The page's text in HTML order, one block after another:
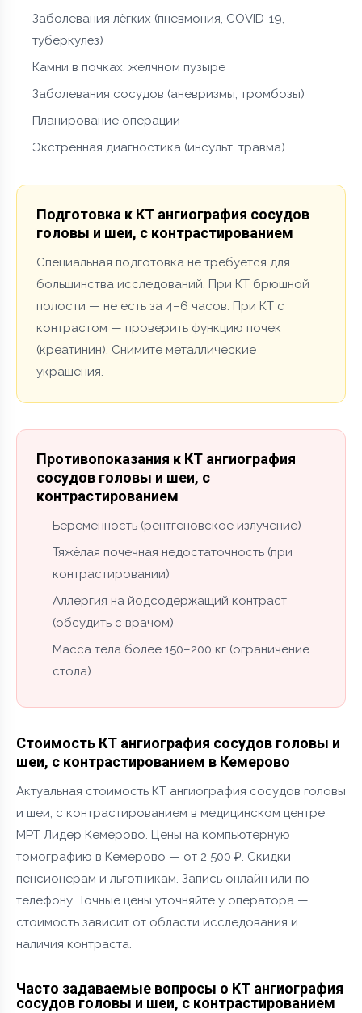
Заболевания лёгких (пневмония, COVID-19,
туберкулёз)
Камни в почках, желчном пузыре
Заболевания сосудов (аневризмы, тромбозы)
Планирование операции
Экстренная диагностика (инсульт, травма)
Подготовка к КТ ангиография сосудов
головы и шеи, с контрастированием
Специальная подготовка не требуется для
большинства исследований. При КТ брюшной
полости — не есть за 4–6 часов. При КТ с
контрастом — проверить функцию почек
(креатинин). Снимите металлические
украшения.
Противопоказания к КТ ангиография
сосудов головы и шеи, с
контрастированием
Беременность (рентгеновское излучение)
Тяжёлая почечная недостаточность (при
контрастировании)
Аллергия на йодсодержащий контраст
(обсудить с врачом)
Масса тела более 150–200 кг (ограничение
стола)
Стоимость КТ ангиография сосудов головы и
шеи, с контрастированием в Кемерово
Актуальная стоимость КТ ангиография сосудов головы
и шеи, с контрастированием в медицинском центре
МРТ Лидер Кемерово. Цены на компьютерную
томографию в Кемерово — от 2 500 ₽. Скидки
пенсионерам и льготникам. Запись онлайн или по
телефону. Точные цены уточняйте у оператора —
стоимость зависит от области исследования и
наличия контраста.
Часто задаваемые вопросы о КТ ангиография
сосудов головы и шеи, с контрастированием